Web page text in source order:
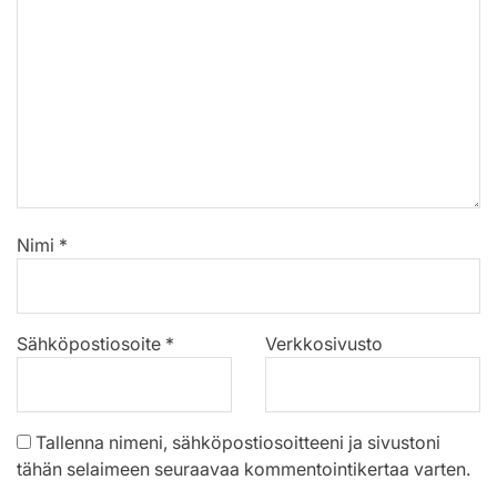
Nimi *
Sähköpostiosoite * Verkkosivusto
Tallenna nimeni, sähköpostiosoitteeni ja sivustoni
tähän selaimeen seuraavaa kommentointikertaa varten.